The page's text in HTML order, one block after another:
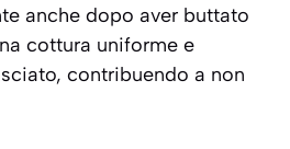
anche dopo aver buttato
cottura uniforme e
contribuendo a non